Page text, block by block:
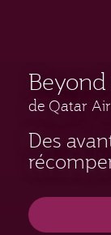
Beyond
de Qatar
Des